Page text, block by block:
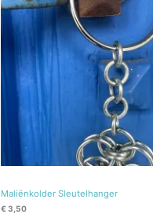
Maliënkolder Sleutelhanger
€ 3,50